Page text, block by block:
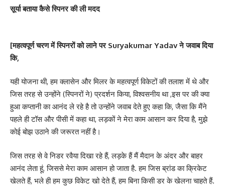
सूर्या बताया कैसे स्पिनर की ली मदद
[महत्वपूर्ण चरण में स्पिनरों को लाने पर Suryakumar Yadav ने जवाब दिया
कि,
यही योजना थी, हम क्लासेन और मिलर के महत्वपूर्ण विकेटों की तलाश में थे और
जिस तरह से उन्होंने (स्पिनरों ने) प्रदर्शन किया, विश्वसनीय था ,इस पर की क्या
हुआ कप्तानी का आनंद ले रहे है तो उन्होंने जवाब देते हुए कहा कि, जैसा कि मैंने
पहले ही टॉस और पीसी में कहा था, लड़कों ने मेरा काम आसान कर दिया है, मुझे
कोई बोझ उठाने की जरूरत नहीं है।
जिस तरह से वे निडर रवैया दिखा रहे हैं, लड़के हैं मैं मैदान के अंदर और बाहर
आनंद लेता हूं, जिससे मेरा काम आसान हो जाता है. हम जिस ब्रांड का क्रिकेट
खेलते हैं, भले ही हम कुछ विकेट खो देते हैं, हम बिना किसी डर के खेलना चाहते हैं.